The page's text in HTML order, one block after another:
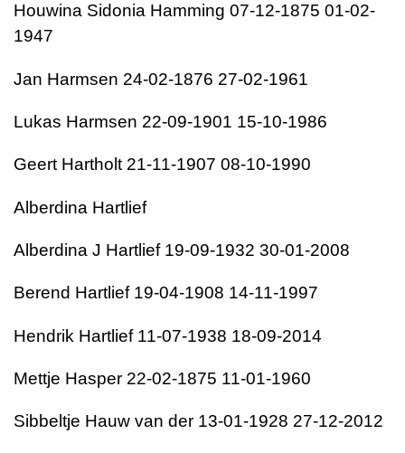
Houwina Sidonia Hamming 07-12-1875 01-02-
1947
Jan Harmsen 24-02-1876 27-02-1961
Lukas Harmsen 22-09-1901 15-10-1986
Geert Hartholt 21-11-1907 08-10-1990
Alberdina Hartlief
Alberdina J Hartlief 19-09-1932 30-01-2008
Berend Hartlief 19-04-1908 14-11-1997
Hendrik Hartlief 11-07-1938 18-09-2014
Mettje Hasper 22-02-1875 11-01-1960
Sibbeltje Hauw van der 13-01-1928 27-12-2012